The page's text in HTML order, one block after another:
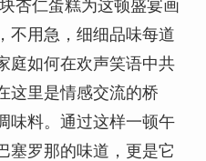
杏仁蛋糕为这顿盛宴画
不用急，细细品味每道
庭如何在欢声笑语中共
这里是情感交流的桥
味料。通过这样一顿午
塞罗那的味道，更是它